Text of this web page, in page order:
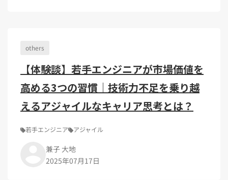
others
【体験談】若手エンジニアが市場価値を
高める3つの習慣｜技術力不足を乗り越
えるアジャイルなキャリア思考とは？
若手エンジニア アジャイル
兼子 大地
2025年07月17日